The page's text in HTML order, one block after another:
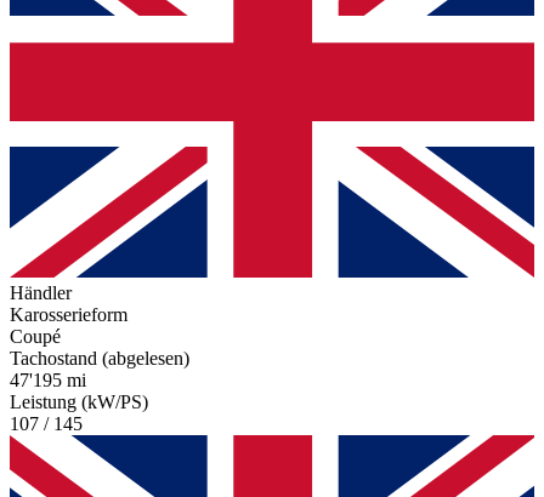
Händler
Karosserieform
Coupé
Tachostand (abgelesen)
47'195 mi
Leistung (kW/PS)
107 / 145